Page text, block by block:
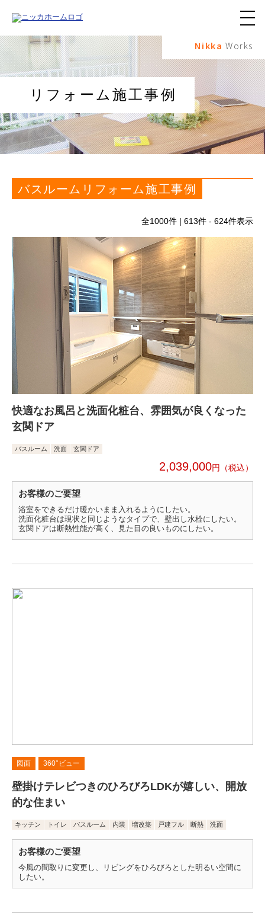
メ
ュ
ボ
タ
ン
Nikka Works
リフォーム施工事例
バスルームリフォーム施工事例
全1000件 | 613件 - 624件表示
快適なお風呂と洗面化粧台、雰囲気が良くなった
玄関ドア
バスルーム 洗面 玄関ドア
2,039,000円
お客様のご要望
浴室をできるだけ暖かいまま入れるようにしたい。
洗面化粧台は現状と同じようなタイプで、壁出し水栓にしたい。
玄関ドアは断熱性能が高く、見た目の良いものにしたい。
図面 360°ビュー
壁掛けテレビつきのひろびろLDKが嬉しい、開放
的な住まい
キッチン トイレ バスルーム 内装 増改築 戸建フル 断熱 洗面
お客様のご要望
今風の間取りに変更し、リビングをひろびろとした明るい空間に
したい。